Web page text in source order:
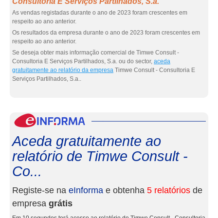
As vendas registadas durante o ano de 2023 foram crescentes em
respeito ao ano anterior.
Os resultados da empresa durante o ano de 2023 foram crescentes em
respeito ao ano anterior.
Se deseja obter mais informação comercial de Timwe Consult -
Consultoria E Serviços Partilhados, S.a. ou do sector, aceda
gratuitamente ao relatório da empresa Timwe Consult - Consultoria E
Serviços Partilhados, S.a..
Aceda gratuitamente ao
relatório de Timwe Consult -
Co...
Registe-se na eInforma e obtenha 5 relatórios de
empresa grátis